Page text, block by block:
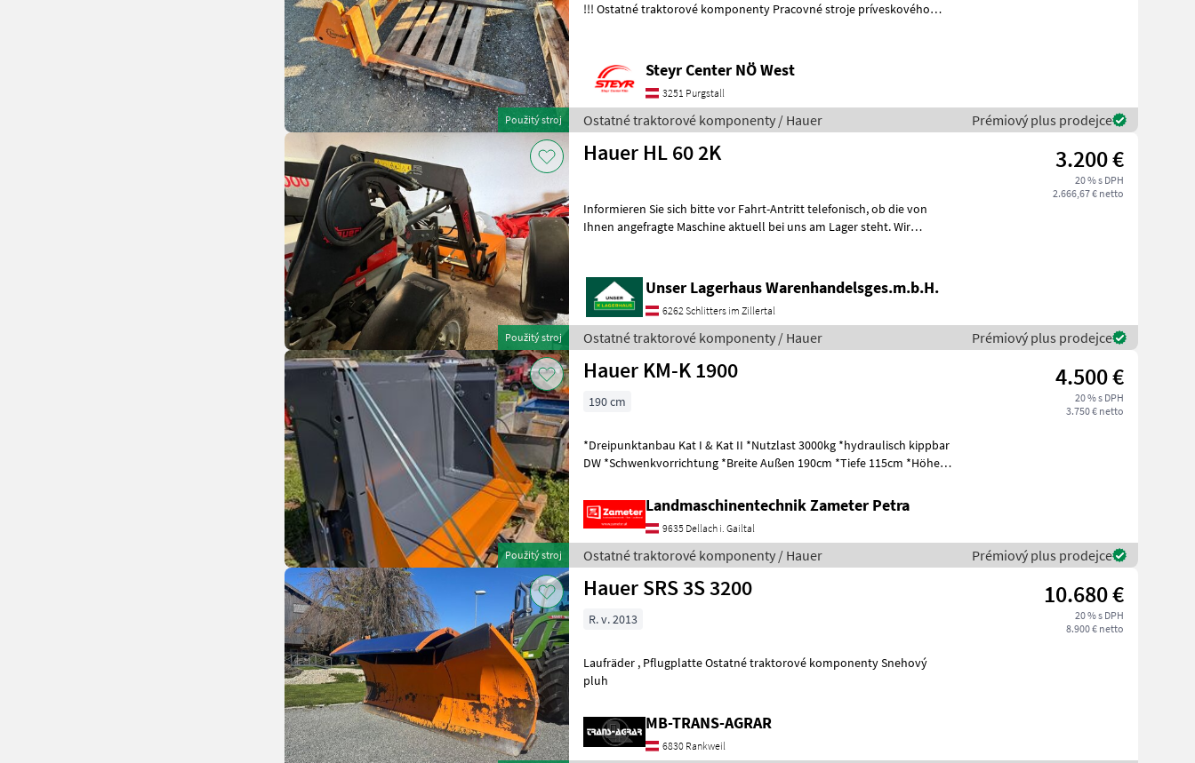
Použitý stroj
!!! Ostatné traktorové komponenty Pracovné stroje príveskového
Steyr Center NÖ West
3251 Purgstall
Ostatné traktorové komponenty / Hauer Prémiový plus prodejce
Použitý stroj
Hauer HL 60 2K 3.200 €
20 % s DPH
2.666,67 € netto
Informieren Sie sich bitte vor Fahrt-Antritt telefonisch, ob die von
Ihnen angefragte Maschine aktuell bei uns am Lager steht. Wir
Unser Lagerhaus Warenhandelsges.m.b.H.
6262 Schlitters im Zillertal
Ostatné traktorové komponenty / Hauer Prémiový plus prodejce
Použitý stroj
Hauer KM-K 1900 4.500 €
20 % s DPH
3.750 € netto
190 cm
*Dreipunktanbau Kat I & Kat II *Nutzlast 3000kg *hydraulisch kippbar
DW *Schwenkvorrichtung *Breite Außen 190cm *Tiefe 115cm *Höhe
Landmaschinentechnik Zameter Petra
9635 Dellach i. Gailtal
Ostatné traktorové komponenty / Hauer Prémiový plus prodejce
Hauer SRS 3S 3200 10.680 €
20 % s DPH
8.900 € netto
R. v. 2013
Laufräder , Pflugplatte Ostatné traktorové komponenty Snehový
pluh
MB-TRANS-AGRAR
6830 Rankweil